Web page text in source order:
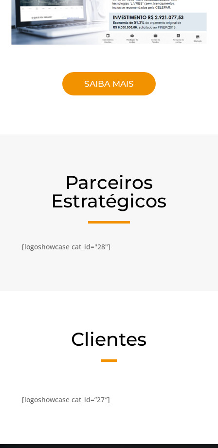
SAIBA MAIS
Parceiros
Estratégicos
[logoshowcase cat_id="28"]
Clientes
[logoshowcase cat_id=”27″]